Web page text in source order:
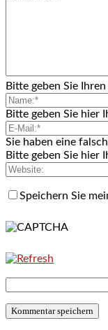
Bitte geben Sie
Bitte geben Sie hier
Sie haben eine
Bitte geben Sie hier
Speichern Sie